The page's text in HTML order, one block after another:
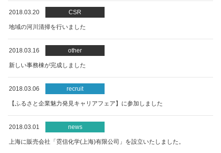
2018.03.20 CSR
地域の河川清掃を行いました
2018.03.16 other
新しい事務棟が完成しました
2018.03.06 recruit
【ふるさと企業魅力発見キャリアフェア】に参加しました
2018.03.01 news
上海に販売会社「霓信化学(上海)有限公司」を設立いたしました。